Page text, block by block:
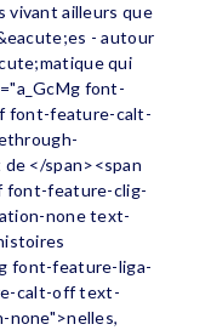
vivant ailleurs que
- autour
qui
font-
font-feature-calt-
</span><span
font-feature-clig-
none text-
font-feature-liga-
calt-off text-